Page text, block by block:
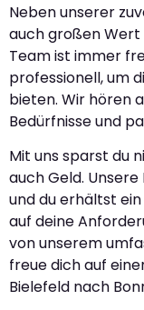
Neben unserer
auch großen Wert
Team ist immer
professionell, um
bieten. Wir hören
Bedürfnisse und
Mit uns sparst du
auch Geld.
und du erhältst
auf deine
von unserem
freue dich auf
Bielefeld nach